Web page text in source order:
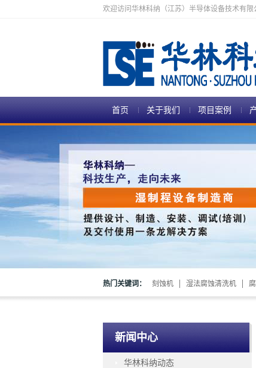
欢迎访问华林科纳（江苏）半导体设备技术有限
首页 关于我们 项目案例
热门关键词： 刻蚀机 湿法腐蚀清洗机
新闻中心
华林科纳动态